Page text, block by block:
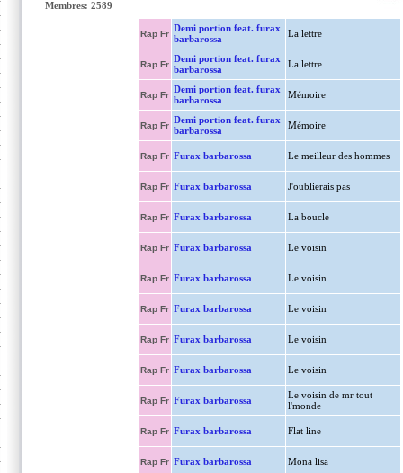
Membres: 2589
Rap Fr
Demi portion feat. furax
barbarossa
La lettre
Rap Fr
Demi portion feat. furax
barbarossa
La lettre
Rap Fr
Demi portion feat. furax
barbarossa
Mémoire
Rap Fr
Demi portion feat. furax
barbarossa
Mémoire
Rap Fr Furax barbarossa Le meilleur des hommes
Rap Fr Furax barbarossa J'oublierais pas
Rap Fr Furax barbarossa La boucle
Rap Fr Furax barbarossa Le voisin
Rap Fr Furax barbarossa Le voisin
Rap Fr Furax barbarossa Le voisin
Rap Fr Furax barbarossa Le voisin
Rap Fr Furax barbarossa Le voisin
Rap Fr Furax barbarossa
Le voisin de mr tout
l'monde
Rap Fr Furax barbarossa Flat line
Rap Fr Furax barbarossa Mona lisa